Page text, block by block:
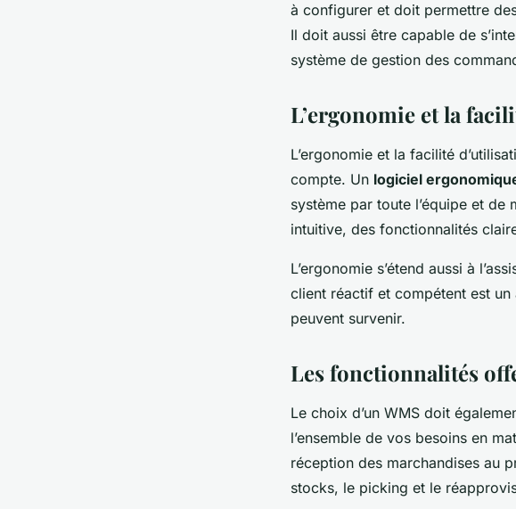
à configurer et doit permettre
Il doit aussi être capable de
système de gestion des
L’ergonomie et la
L’ergonomie et la facilité
compte. Un logiciel
système par toute l’équipe et
intuitive, des fonctionnalités
L’ergonomie s’étend aussi à
client réactif et compétent est
peuvent survenir.
Les fonctionnalités
Le choix d’un WMS doit
l’ensemble de vos besoins en
réception des marchandises au
stocks, le picking et le